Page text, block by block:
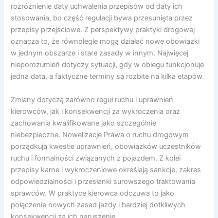
rozróżnienie daty uchwalenia przepisów od daty ich
stosowania, bo część regulacji bywa przesunięta przez
przepisy przejściowe. Z perspektywy praktyki drogowej
oznacza to, że równolegle mogą działać nowe obowiązki
w jednym obszarze i stare zasady w innym. Najwięcej
nieporozumień dotyczy sytuacji, gdy w obiegu funkcjonuje
jedna data, a faktyczne terminy są rozbite na kilka etapów.
Zmiany dotyczą zarówno reguł ruchu i uprawnień
kierowców, jak i konsekwencji za wykroczenia oraz
zachowania kwalifikowane jako szczególnie
niebezpieczne. Nowelizacje Prawa o ruchu drogowym
porządkują kwestie uprawnień, obowiązków uczestników
ruchu i formalności związanych z pojazdem. Z kolei
przepisy karne i wykroczeniowe określają sankcje, zakres
odpowiedzialności i przesłanki surowszego traktowania
sprawców. W praktyce kierowca odczuwa to jako
połączenie nowych zasad jazdy i bardziej dotkliwych